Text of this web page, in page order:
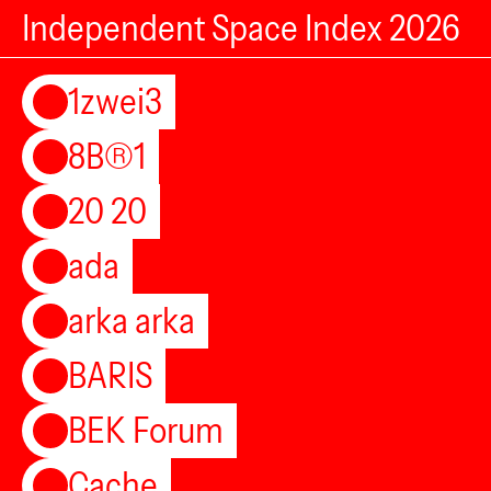
Independent Space Index 2026
1zwei3
8B®1
20 20
ada
arka arka
BARIS
BEK Forum